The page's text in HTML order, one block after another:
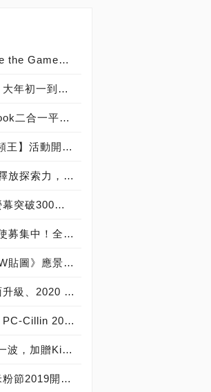
AMD Radeon Raise the Game遊戲大禮包即日起開放兌換
小米新春大發紅包，大年初一到初七每日狂撒最高千元發財金，虎年換新機首選Xiaomi 11T 5G系列與Xiaomi 11 Lite 5G NE，年節追劇必備高品質大螢幕，智慧顯示器最高再省2,500元
就要OLED！Vivobook二合一平板筆電電信開賣，2月底前購機享好禮，登錄再抽OSIM按摩椅、PS5遊戲機
【尋找微星B560超頻王】活動開跑，CPU-Z測試軟體安裝、使用教學與參賽注意事項
HUAWEI MatePad釋放探索力，2K全面屏、四聲道平板精彩登場，首購加贈M-Pencil手寫筆等三重好禮！
微星歡慶全球電競螢幕突破300萬台，推出34吋2K的MAG342CQRV電競螢幕8,888元回饋
首屆HyperX評測大使募集中！全套電競周邊產品免費送
牛年到！《拜年COW貼圖》應景有誠意，LINE精選360組賀歲貼圖、送禮自用有面子還能集章領紅包
新一代配備指標全面升級、2020 AORUS旗艦網咖說明會邀請
別讓病毒也愛上你，PC-Cillin 2020情人節限時5折特賣、登錄送悠遊卡再抽Switch+健身環
ZOTAC好康放送衝一波，加贈Kingston鼠年限量32GB隨身碟助您2020鼠來寶、打怪掉寶好運一路發
「米掛」惹！小米米粉節2019開跑、購物網頁當機